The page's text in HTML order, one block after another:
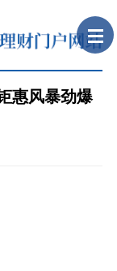
惠风暴劲爆